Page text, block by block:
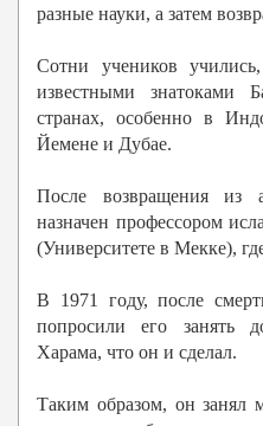
разные науки, а затем
Сотни учеников
известными знатоками
странах, особенно в
Йемене и Дубае.
После возвращения из
назначен профессором
(Университете в Мекке),
В 1971 году, после
попросили его занять
Харама, что он и сделал.
Таким образом, он занял